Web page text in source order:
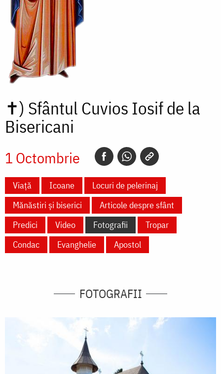
✝) Sfântul Cuvios Iosif de la
Bisericani
1 Octombrie
Viață Icoane
Locuri de pelerinaj
Mănăstiri și biserici
Articole despre sfânt
Predici
Video Fotografii
Tropar
Condac
Evanghelie Apostol
FOTOGRAFII